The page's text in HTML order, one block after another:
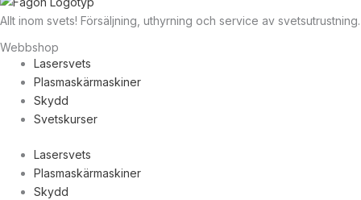
Allt inom svets! Försäljning, uthyrning och service av svetsutrustning.
Webbshop
Lasersvets
Plasmaskärmaskiner
Skydd
Svetskurser
Lasersvets
Plasmaskärmaskiner
Skydd